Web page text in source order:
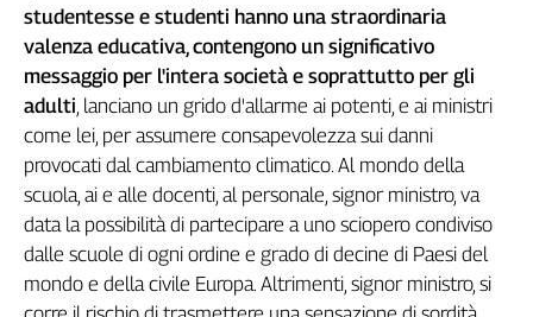
ragione
120
anni
Cgil
Collettiva
Collettiva
Play
Rubriche
Collettiva
studentesse e studenti hanno una straordinaria
valenza educativa, contengono un significativo
messaggio per l'intera società e soprattutto per gli
adulti , lanciano un grido d'allarme ai potenti, e ai ministri
come lei, per assumere consapevolezza sui danni
provocati dal cambiamento climatico. Al mondo della
scuola, ai e alle docenti, al personale, signor ministro, va
data la possibilità di partecipare a uno sciopero condiviso
dalle scuole di ogni ordine e grado di decine di Paesi del
mondo e della civile Europa. Altrimenti, signor ministro, si